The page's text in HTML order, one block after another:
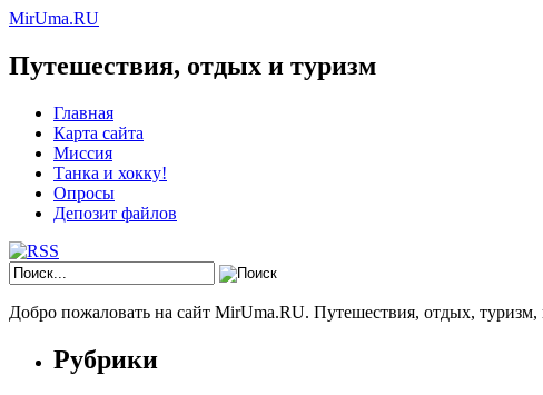
MirUma.RU
Путешествия, отдых и туризм
Главная
Карта сайта
Миссия
Танка и хокку!
Опросы
Депозит файлов
Добро пожаловать на сайт MirUma.RU. Путешествия, отдых,
Рубрики